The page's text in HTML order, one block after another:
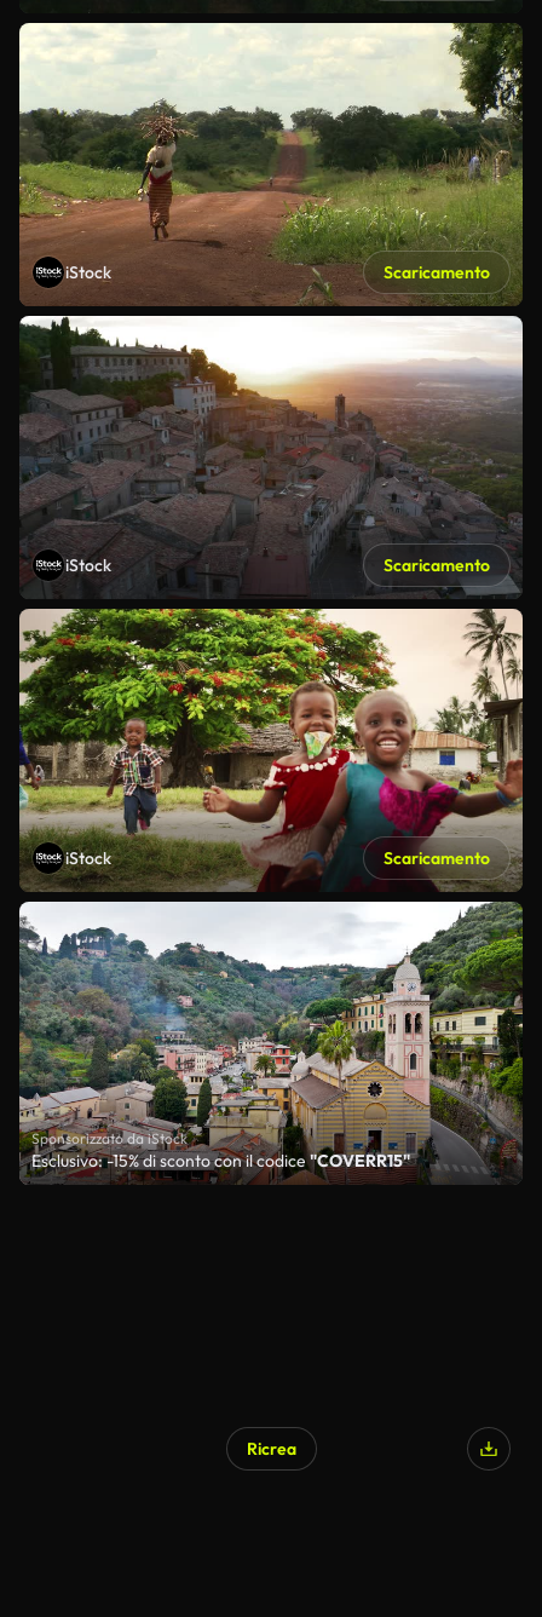
iStock Scaricamento
iStock Scaricamento
iStock Scaricamento
Sponsorizzato da iStock
Esclusivo: -15% di sconto con il codice"COVERR15"
Ricrea